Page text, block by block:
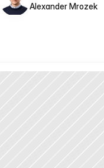
Alexander Mrozek